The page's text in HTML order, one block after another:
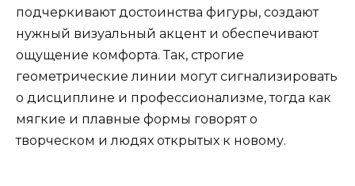
подчеркивают достоинства фигуры, создают
нужный визуальный акцент и обеспечивают
ощущение комфорта. Так, строгие
геометрические линии могут сигнализировать
о дисциплине и профессионализме, тогда как
мягкие и плавные формы говорят о
творческом и людях открытых к новому.